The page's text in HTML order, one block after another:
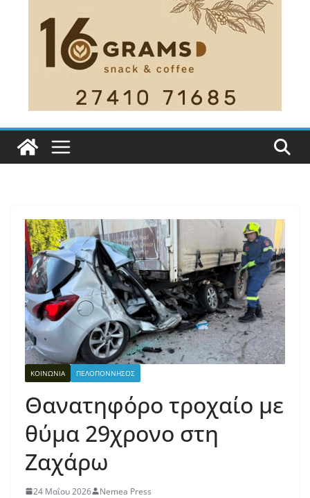
ΚΟΙΝΩΝΙΑ ΠΕΛΟΠΟΝΝΗΣΟΣ
Θανατηφόρο τροχαίο με
θύμα 29χρονο στη
Ζαχάρω
24 Μαΐου 2026 Nemea Press